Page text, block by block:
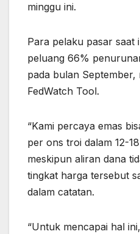
minggu ini.
Para pelaku pasar saat
peluang 66%
pada bulan September,
FedWatch Tool.
“Kami percaya emas
per ons troi dalam 12-
meskipun aliran dana
tingkat harga tersebut
dalam catatan.
“Untuk mencapai hal